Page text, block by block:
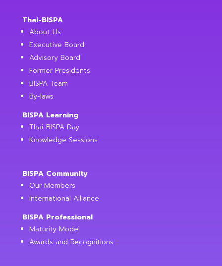
Thai-BISPA
About Us
Executive Board
Advisory Board
Former Presidents
BISPA Team
By-laws
BISPA Learning
Thai-BISPA Day
Knowledge Sessions
BISPA Community
Our Members
International Alliance
BISPA Professional
Maturity Model
Awards and Recognitions